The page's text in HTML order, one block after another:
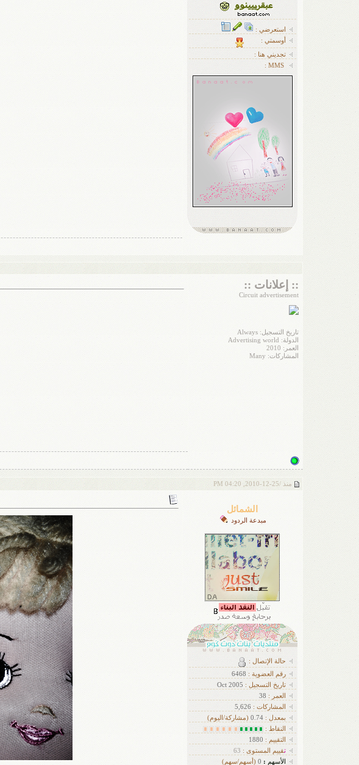
استعرضي :
أوسمتي :
تجديني هنا :
MMS :
:: إعلانات ::
Circuit advertisement
تاريخ التسجيل: Always
الدولة: Advertising world
العمر: 2010
المشاركات: Many
منذ /25-12-2010, 04:20 PM
الشمائل
مبدعة الردود
حالة الإتصال :
رقم العضوية : 6468
تاريخ التسجيل : Oct 2005
العمر : 38
المشاركات :5,626
بمعدل :0.74 (مشاركة/اليوم)
النقاط :
التقييم : 1880
تقييم المستوى : 63
الأسهم :
0 (أسهم/سهم)